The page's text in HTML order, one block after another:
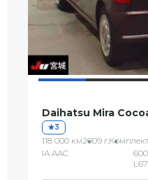
Daihatsu Mira
3
118 000 км2009 г.
IA AAC